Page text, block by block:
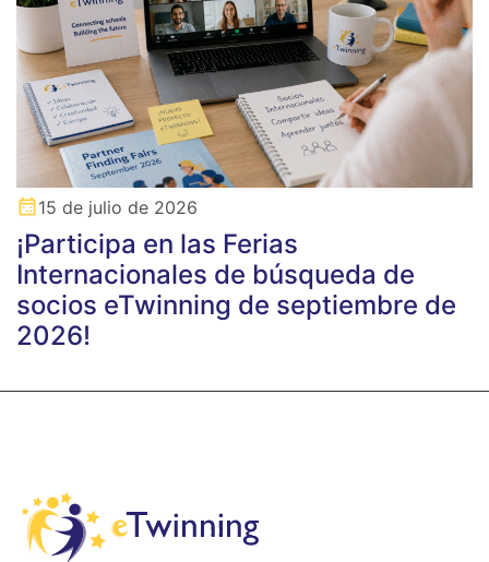
15 de julio de 2026
¡Participa en las Ferias
Internacionales de búsqueda de
socios eTwinning de septiembre de
2026!